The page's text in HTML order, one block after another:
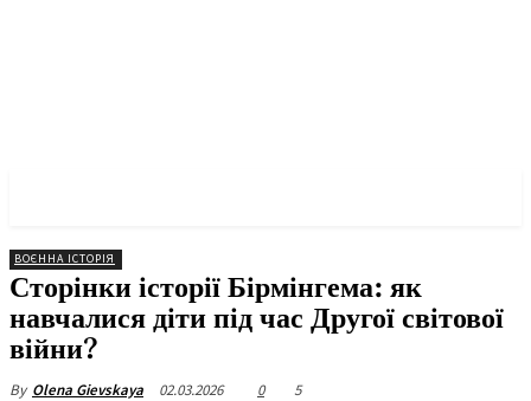
ВОЄННА ІСТОРІЯ
Сторінки історії Бірмінгема: як
навчалися діти під час Другої світової
війни?
By Olena Gievskaya 02.03.2026 0 5